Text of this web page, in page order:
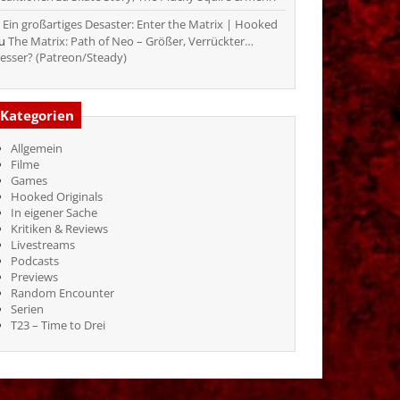
Ein großartiges Desaster: Enter the Matrix | Hooked
The Matrix: Path of Neo – Größer, Verrückter…
(Patreon/Steady)
Kategorien
Allgemein
Filme
Games
Hooked Originals
In eigener Sache
Kritiken & Reviews
Livestreams
Podcasts
Previews
Random Encounter
Serien
T23 – Time to Drei